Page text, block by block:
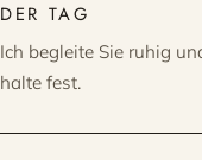
DER TAG
Ich begleite Sie ruhig
halte fest.